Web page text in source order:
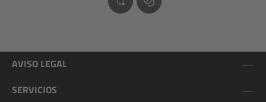
AVISO LEGAL
SERVICIOS